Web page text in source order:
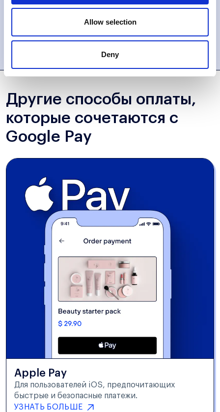
Allow selection
Deny
Другие способы оплаты,
которые сочетаются с
Google Pay
Apple Pay
Для пользователей iOS, предпочитающих
быстрые и безопасные платежи.
УЗНАТЬ БОЛЬШЕ